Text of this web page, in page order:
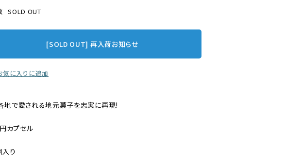
SOLD OUT
[SOLD OUT] 再入荷お知らせ
気に入りに追加
地で愛される地元菓子を忠実に再現!
カプセル
入り